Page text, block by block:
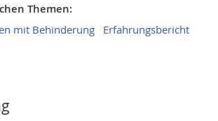
Themen:
mit Behinderung Erfahrungsbericht